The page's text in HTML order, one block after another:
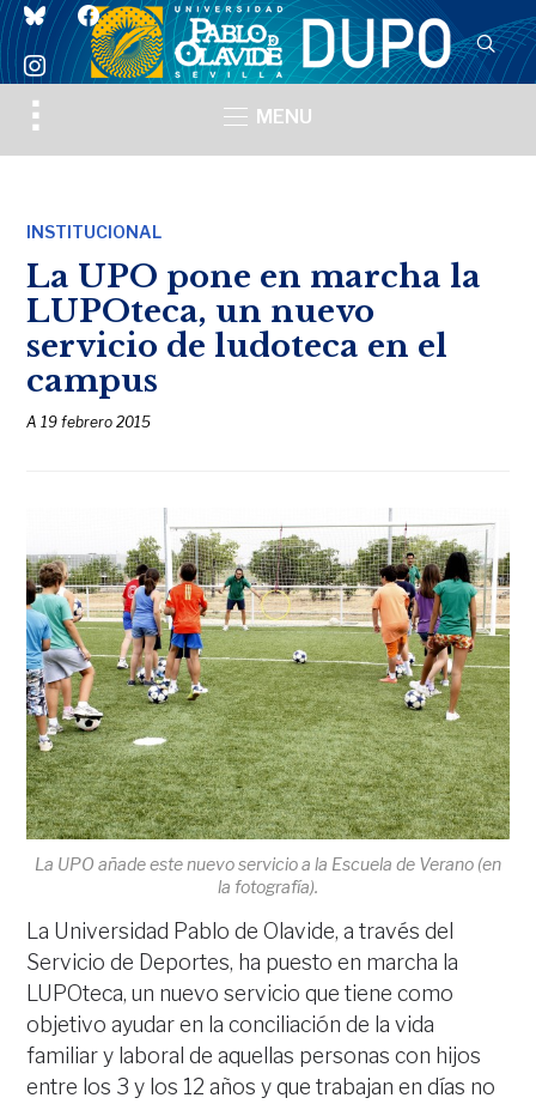
blueskyfacebook
instagram
Toggle
sidebar
MENU
INSTITUCIONAL
La UPO pone en marcha la
LUPOteca, un nuevo
servicio de ludoteca en el
campus
A19 febrero 2015
La UPO añade este nuevo servicio a la Escuela de Verano (en
la fotografía).
La Universidad Pablo de Olavide, a través del
Servicio de Deportes, ha puesto en marcha la
LUPOteca, un nuevo servicio que tiene como
objetivo ayudar en la conciliación de la vida
familiar y laboral de aquellas personas con hijos
entre los 3 y los 12 años y que trabajan en días no